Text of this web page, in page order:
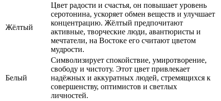
Жёлтый
Цвет радости и счастья, он повышает уровень
серотонина, ускоряет обмен веществ и улучшает
концентрацию. Жёлтый предпочитают
активные, творческие люди, авантюристы и
мечтатели, на Востоке его считают цветом
мудрости.
Белый
Символизирует спокойствие, умиротворение,
свободу и чистоту. Этот цвет привлекает
надёжных и аккуратных людей, стремящихся к
совершенству, оптимистов и светлых
личностей.